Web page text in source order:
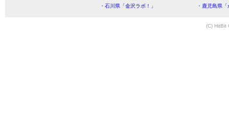
・石川県「金沢ラボ！」
・鹿児島県
(C) HitBit